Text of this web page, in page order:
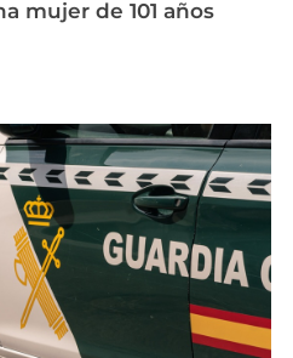
mujer de 101 años